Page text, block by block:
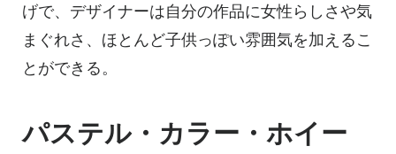
げで、デザイナーは自分の作品に女性らしさや気
まぐれさ、ほとんど子供っぽい雰囲気を加えるこ
とができる。
パステル・カラー・ホイー